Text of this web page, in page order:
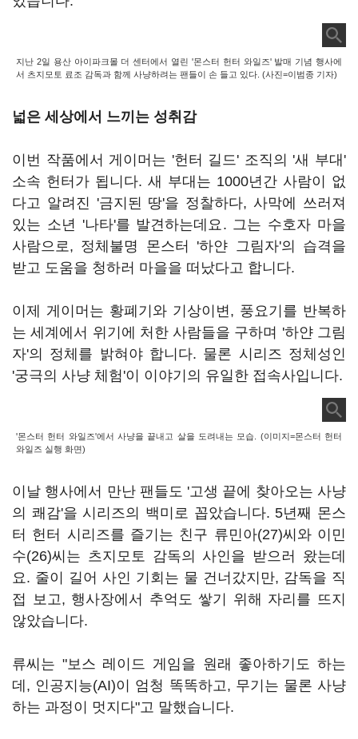
지난 2일 용산 아이파크몰 더 센터에서 열린 '몬스터 헌터 와일즈' 발매 기념 행사에
서 츠지모토 료조 감독과 함께 사냥하려는 팬들이 손 들고 있다. (사진=이범종 기자)
넓은 세상에서 느끼는 성취감
이번 작품에서 게이머는 '헌터 길드' 조직의 '새 부대'
소속 헌터가 됩니다. 새 부대는 1000년간 사람이 없
다고 알려진 '금지된 땅'을 정찰하다, 사막에 쓰러져
있는 소년 '나타'를 발견하는데요. 그는 수호자 마을
사람으로, 정체불명 몬스터 '하얀 그림자'의 습격을
받고 도움을 청하러 마을을 떠났다고 합니다.
이제 게이머는 황폐기와 기상이변, 풍요기를 반복하
는 세계에서 위기에 처한 사람들을 구하며 '하얀 그림
자'의 정체를 밝혀야 합니다. 물론 시리즈 정체성인
'궁극의 사냥 체험'이 이야기의 유일한 접속사입니다.
'몬스터 헌터 와일즈'에서 사냥을 끝내고 살을 도려내는 모습. (이미지=몬스터 헌터
와일즈 실행 화면)
이날 행사에서 만난 팬들도 '고생 끝에 찾아오는 사냥
의 쾌감'을 시리즈의 백미로 꼽았습니다. 5년째 몬스
터 헌터 시리즈를 즐기는 친구 류민아(27)씨와 이민
수(26)씨는 츠지모토 감독의 사인을 받으러 왔는데
요. 줄이 길어 사인 기회는 물 건너갔지만, 감독을 직
접 보고, 행사장에서 추억도 쌓기 위해 자리를 뜨지
않았습니다.
류씨는 "보스 레이드 게임을 원래 좋아하기도 하는
데, 인공지능(AI)이 엄청 똑똑하고, 무기는 물론 사냥
하는 과정이 멋지다"고 말했습니다.